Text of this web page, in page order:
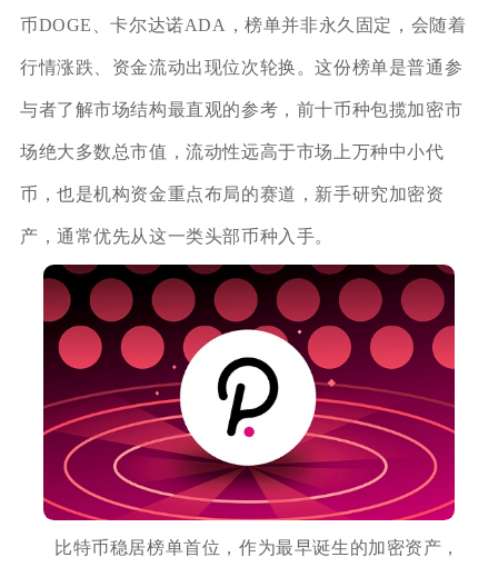
币DOGE、卡尔达诺ADA，榜单并非永久固定，会随着
行情涨跌、资金流动出现位次轮换。这份榜单是普通参
与者了解市场结构最直观的参考，前十币种包揽加密市
场绝大多数总市值，流动性远高于市场上万种中小代
币，也是机构资金重点布局的赛道，新手研究加密资
产，通常优先从这一类头部币种入手。
比特币稳居榜单首位，作为最早诞生的加密资产，